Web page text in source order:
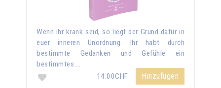
Wenn ihr krank seid, so liegt der Grund dafür in
euer inneren Unordnung. Ihr habt durch
bestimmte Gedanken und Gefühle ein
bestimmtes …
14.00CHF
Hinzufügen